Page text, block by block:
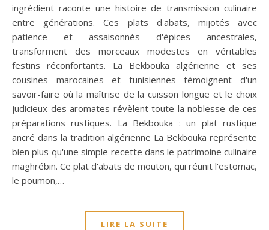
ingrédient raconte une histoire de transmission culinaire
entre générations. Ces plats d'abats, mijotés avec
patience et assaisonnés d'épices ancestrales,
transforment des morceaux modestes en véritables
festins réconfortants. La Bekbouka algérienne et ses
cousines marocaines et tunisiennes témoignent d'un
savoir-faire où la maîtrise de la cuisson longue et le choix
judicieux des aromates révèlent toute la noblesse de ces
préparations rustiques. La Bekbouka : un plat rustique
ancré dans la tradition algérienne La Bekbouka représente
bien plus qu'une simple recette dans le patrimoine culinaire
maghrébin. Ce plat d'abats de mouton, qui réunit l'estomac,
le poumon,…
LIRE LA SUITE